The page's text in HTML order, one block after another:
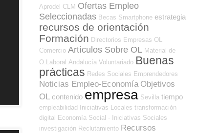
Aprodel CLM Ofertas Empleo
Seleccionadas Becas Smartphone estrategia
recursos de orientación
Formación Directorios Empresas OL
Comercio Artículos Sobre OL Material de
O.Laboral Andalucía Voluntariado Buenas
prácticas Redes Sociales Emprendedores
Noticias Empleo-Economía Objetivos
OL contenido empresa Sevilla tiempo
empleabilidad Iniciativas Locales transformación
digital
Economía Social - Iniciativas Sociales
investigación Reclutamiento Recursos